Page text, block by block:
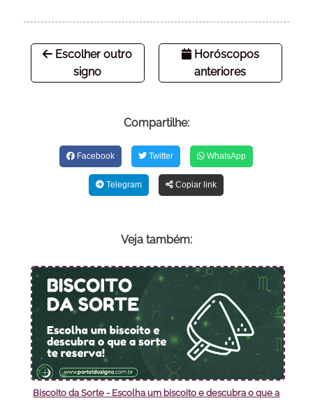
Escolher outro
signo
Horóscopos
anteriores
Compartilhe:
Facebook Twitter WhatsApp
Telegram Copiar link
Veja também:
Biscoito da Sorte - Escolha um biscoito e descubra o que a